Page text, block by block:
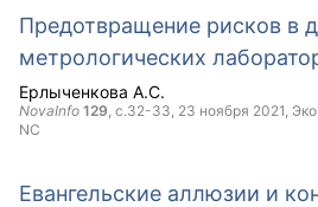
Предотвращение рисков в
метрологических
Ерлыченкова А.С.
NovaInfo 129, с.32-33, 23 ноября 2021,
NC
Евангельские аллюзии и